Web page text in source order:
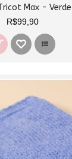
Max - Verde
R$99,90